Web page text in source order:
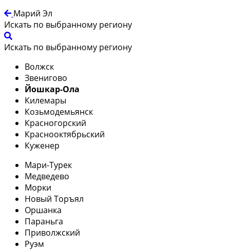
Марий Эл
Искать по выбранному региону
Искать по выбранному региону
Волжск
Звенигово
Йошкар-Ола
Килемары
Козьмодемьянск
Красногорский
Краснооктябрьский
Куженер
Мари-Турек
Медведево
Морки
Новый Торъял
Оршанка
Параньга
Приволжский
Руэм